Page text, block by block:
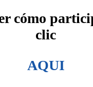
cómo
clic
AQUI